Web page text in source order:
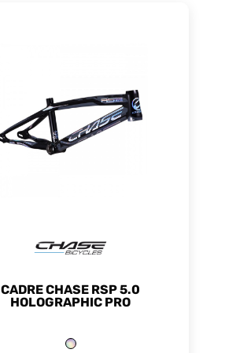
CADRE CHASE RSP 5.0
HOLOGRAPHIC PRO